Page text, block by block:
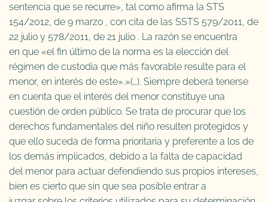
sentencia que se recurre», tal como afirma la STS
154/2012, de 9 marzo , con cita de las SSTS 579/2011, de
22 julio y 578/2011, de 21 julio . La razón se encuentra
en que «el fin último de la norma es la elección del
régimen de custodia que más favorable resulte para el
menor, en interés de este».»(…). Siempre deberá tenerse
en cuenta que el interés del menor constituye una
cuestión de orden público. Se trata de procurar que los
derechos fundamentales del niño resulten protegidos y
que ello suceda de forma prioritaria y preferente a los de
los demás implicados, debido a la falta de capacidad
del menor para actuar defendiendo sus propios intereses,
bien es cierto que sin que sea posible entrar a